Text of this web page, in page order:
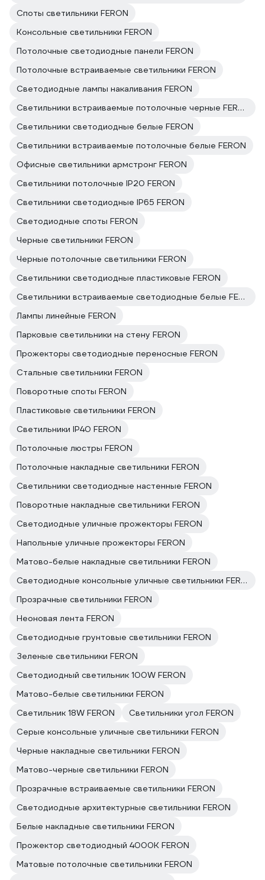
Споты светильники FERON
Консольные светильники FERON
Потолочные светодиодные панели FERON
Потолочные встраиваемые светильники FERON
Светодиодные лампы накаливания FERON
Светильники встраиваемые потолочные черные FERON
Светильники светодиодные белые FERON
Светильники встраиваемые потолочные белые FERON
Офисные светильники армстронг FERON
Светильники потолочные IP20 FERON
Светильники светодиодные IP65 FERON
Светодиодные споты FERON
Черные светильники FERON
Черные потолочные светильники FERON
Светильники светодиодные пластиковые FERON
Светильники встраиваемые светодиодные белые FERON
Лампы линейные FERON
Парковые светильники на стену FERON
Прожекторы светодиодные переносные FERON
Стальные светильники FERON
Поворотные споты FERON
Пластиковые светильники FERON
Светильники IP40 FERON
Потолочные люстры FERON
Потолочные накладные светильники FERON
Светильники светодиодные настенные FERON
Поворотные накладные светильники FERON
Светодиодные уличные прожекторы FERON
Напольные уличные прожекторы FERON
Матово-белые накладные светильники FERON
Светодиодные консольные уличные светильники FERON
Прозрачные светильники FERON
Неоновая лента FERON
Светодиодные грунтовые светильники FERON
Зеленые светильники FERON
Светодиодный светильник 100W FERON
Матово-белые светильники FERON
Светильник 18W FERON
Светильники угол FERON
Серые консольные уличные светильники FERON
Черные накладные светильники FERON
Матово-черные светильники FERON
Прозрачные встраиваемые светильники FERON
Светодиодные архитектурные светильники FERON
Белые накладные светильники FERON
Прожектор светодиодный 4000K FERON
Матовые потолочные светильники FERON